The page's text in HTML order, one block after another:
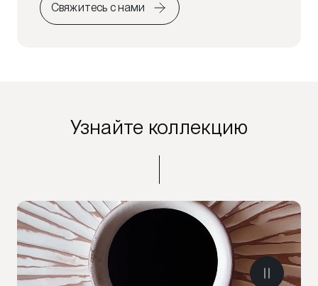
Свяжитесь с нами
Узнайте коллекцию